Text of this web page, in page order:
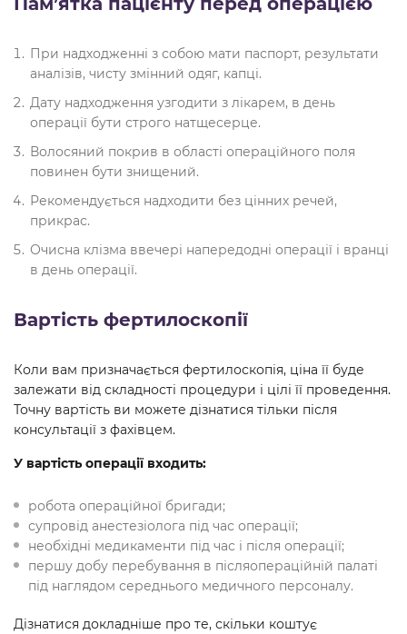
При надходженні з собою мати паспорт, результати
аналізів, чисту змінний одяг, капці.
Дату надходження узгодити з лікарем, в день
операції бути строго натщесерце.
Волосяний покрив в області операційного поля
повинен бути знищений.
Рекомендується надходити без цінних речей,
прикрас.
Очисна клізма ввечері напередодні операції і вранці
в день операції.
Вартість фертилоскопії
Коли вам призначається фертилоскопія, ціна її буде
залежати від складності процедури і цілі її проведення.
Точну вартість ви можете дізнатися тільки після
консультації з фахівцем.
У вартість операції входить:
робота операційної бригади;
супровід анестезіолога під час операції;
необхідні медикаменти під час і після операції;
першу добу перебування в післяопераційній палаті
під наглядом середнього медичного персоналу.
Дізнатися докладніше про те, скільки коштує